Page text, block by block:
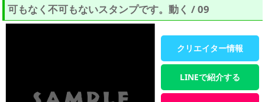
可もなく不可もないスタンプです。動く / 09
クリエイター情報
LINEで紹介する